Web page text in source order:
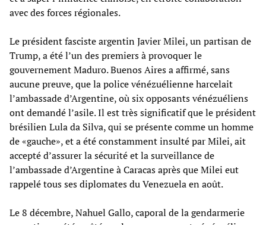
avec des forces régionales.
Le président fasciste argentin Javier Milei, un partisan de
Trump, a été l’un des premiers à provoquer le
gouvernement Maduro. Buenos Aires a affirmé, sans
aucune preuve, que la police vénézuélienne harcelait
l’ambassade d’Argentine, où six opposants vénézuéliens
ont demandé l’asile. Il est très significatif que le président
brésilien Lula da Silva, qui se présente comme un homme
de «gauche», et a été constamment insulté par Milei, ait
accepté d’assurer la sécurité et la surveillance de
l’ambassade d’Argentine à Caracas après que Milei eut
rappelé tous ses diplomates du Venezuela en août.
Le 8 décembre, Nahuel Gallo, caporal de la gendarmerie